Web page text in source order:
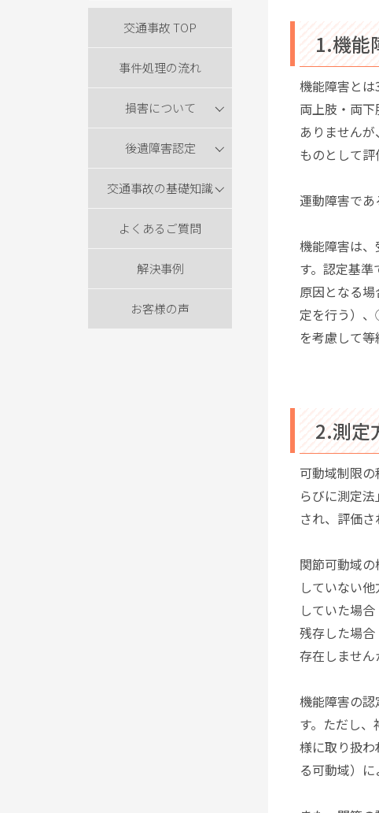
交通事故 TOP
事件処理の流れ
損害について
後遺障害認定
交通事故の基礎知識
よくあるご質問
解決事例
お客様の声
1.機能
機能障害と
両上肢・両
ありません
ものとして評
運動障害であ
機能障害は
す。認定基
原因となる
定を行う）
を考慮して等
2.測定
可動域制限
らびに測定
され、評価さ
関節可動域
していない
していた場
残存した場
存在しません
機能障害の
す。ただし
様に取り扱
る可動域）